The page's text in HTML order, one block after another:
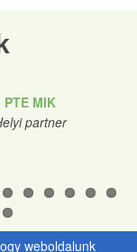
PTE MIK
partner
weboldalunk